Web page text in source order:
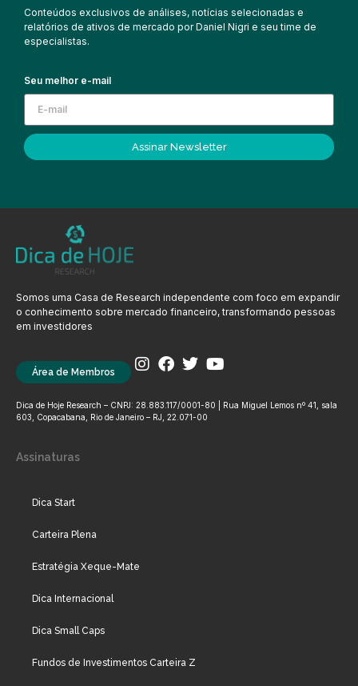
Conteúdos exclusivos de análises, notícias selecionadas e
relatórios de ativos de mercado por Daniel Nigri e seu time de
especialistas.
Seu melhor e-mail
Assinar Newsletter
Somos uma Casa de Research independente com foco em expandir
o conhecimento sobre mercado financeiro, transformando pessoas
em investidores
Área de Membros
Dica de Hoje Research – CNPJ: 28.883.117/0001-80 | Rua Miguel Lemos nº 41, sala
603, Copacabana, Rio de Janeiro – RJ, 22.071-00
Assinaturas
Dica Start
Carteira Plena
Estratégia Xeque-Mate
Dica Internacional
Dica Small Caps
Fundos de Investimentos Carteira Z